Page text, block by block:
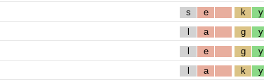
s e k y
l a g y
l e g y
l a k y